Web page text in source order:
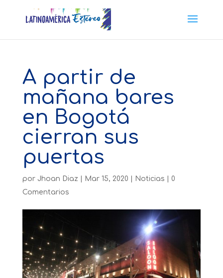
A partir de
mañana bares
en Bogotá
cierran sus
puertas
por Jhoan Diaz Mar 15, 2020 Noticias
0
Comentarios